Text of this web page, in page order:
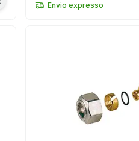
Envio expresso